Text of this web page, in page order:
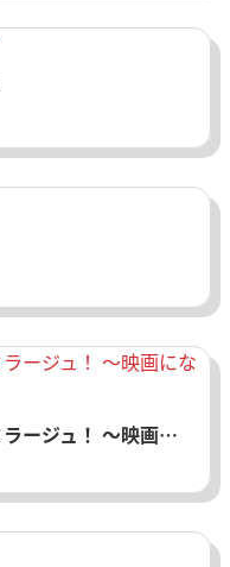
劇場版 ひみつ×戦士 ファントミラージュ！ ～映画になってちょーだいします～